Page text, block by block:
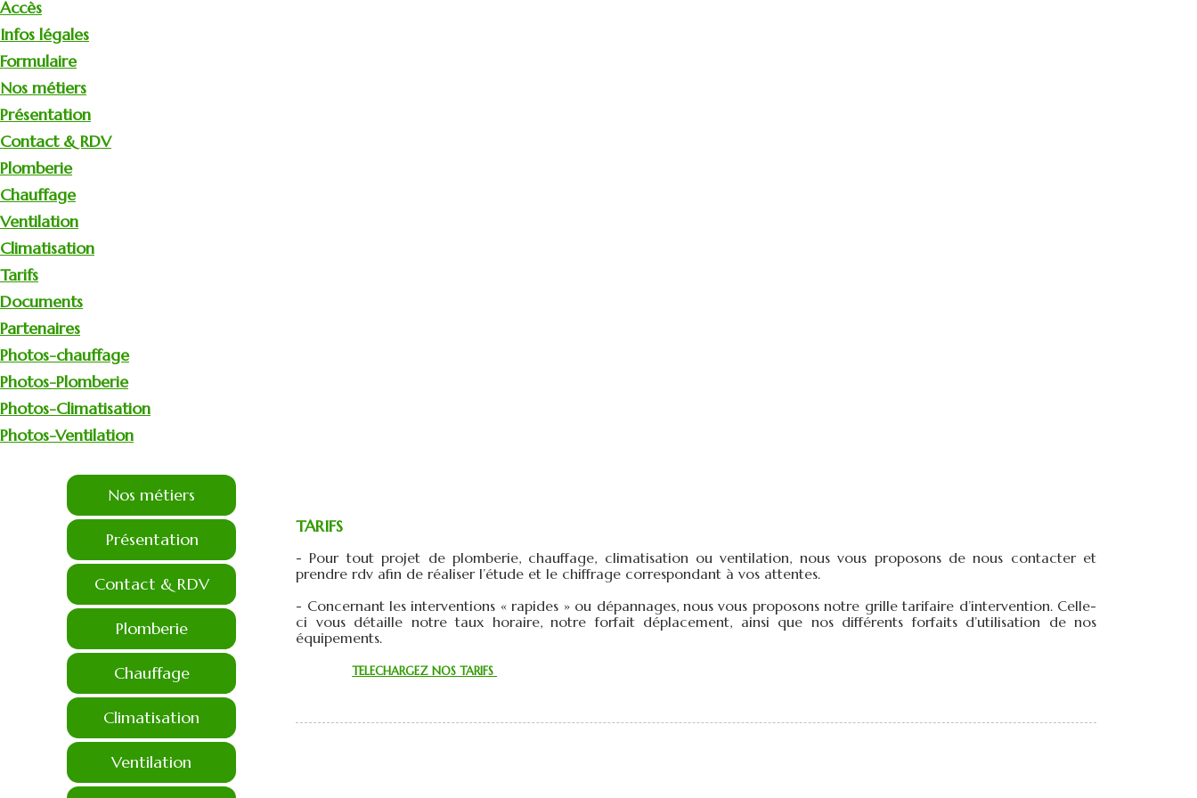
Accès
Infos légales
Formulaire
Nos métiers
Présentation
Contact & RDV
Plomberie
Chauffage
Ventilation
Climatisation
Tarifs
Documents
Partenaires
Photos-chauffage
Photos-Plomberie
Photos-Climatisation
Photos-Ventilation
Nos métiers
Présentation
Contact & RDV
Plomberie
Chauffage
Climatisation
Ventilation
TARIFS
- Pour tout projet de plomberie, chauffage, climatisation ou ventilation, nous vous proposons de nous contacter et
prendre rdv afin de réaliser l’étude et le chiffrage correspondant à vos attentes.
- Concernant les interventions « rapides » ou dépannages, nous vous proposons notre grille tarifaire d’intervention. Celle-
ci vous détaille notre taux horaire, notre forfait déplacement, ainsi que nos différents forfaits d’utilisation de nos
équipements.
TELECHARGEZ NOS TARIFS